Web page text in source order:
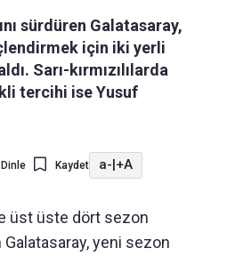
sürdüren Galatasaray,
için iki yerli
Sarı-kırmızılılarda
tercihi ise Yusuf
Dinle Kaydet a-|+A
üst üste dört sezon
yeni sezon